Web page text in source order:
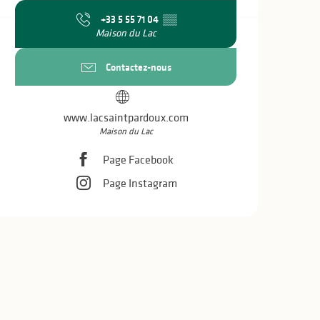
+33 5 55 71 04 ▒▒
Maison du Lac
Contactez-nous
www.lacsaintpardoux.com
Maison du Lac
Page Facebook
Page Instagram